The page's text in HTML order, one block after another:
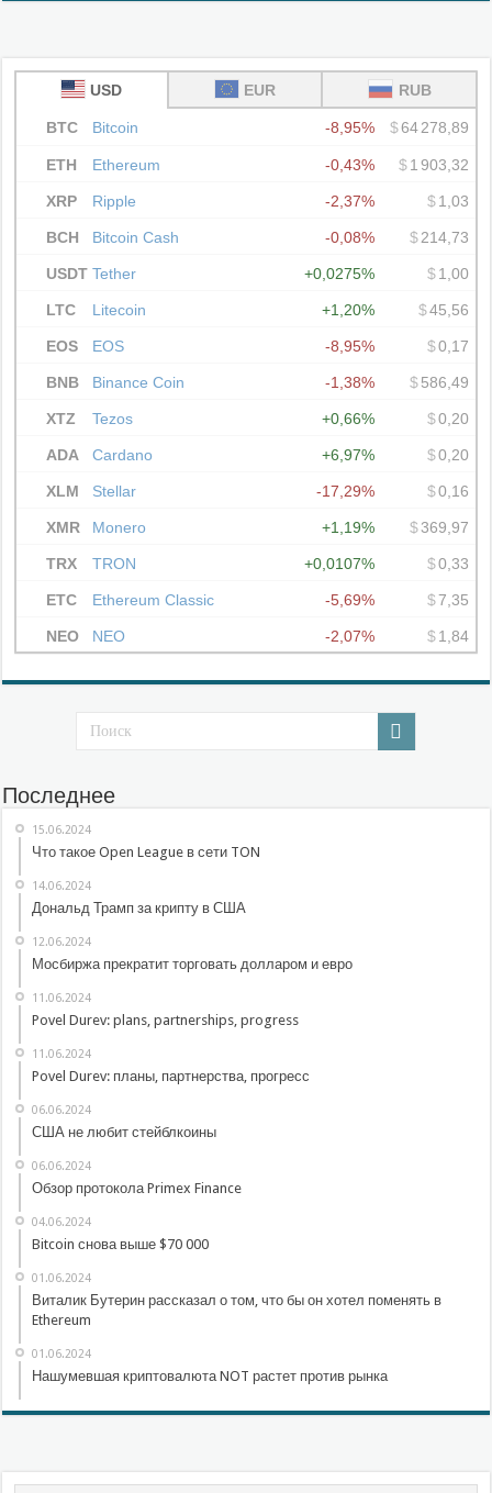
Последнее
15.06.2024
Что такое Open League в сети TON
14.06.2024
Дональд Трамп за крипту в США
12.06.2024
Мосбиржа прекратит торговать долларом и евро
11.06.2024
Povel Durev: plans, partnerships, progress
11.06.2024
Povel Durev: планы, партнерства, прогресс
06.06.2024
США не любит стейблкоины
06.06.2024
Обзор протокола Primex Finance
04.06.2024
Bitcoin снова выше $70 000
01.06.2024
Виталик Бутерин рассказал о том, что бы он хотел поменять в
Ethereum
01.06.2024
Нашумевшая криптовалюта NOT растет против рынка